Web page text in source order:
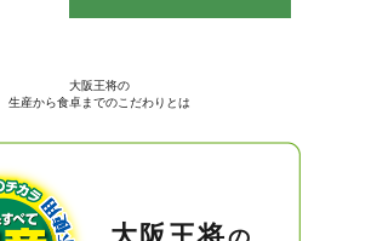
大阪王将の
生産から食卓までのこだわりとは